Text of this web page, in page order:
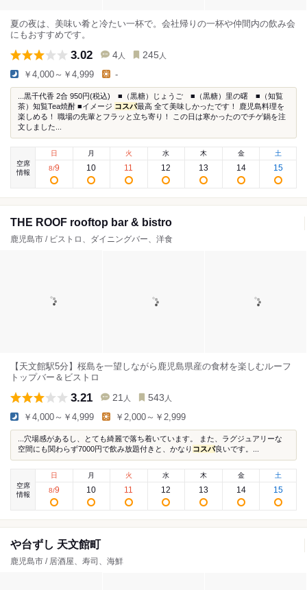
夏の夜は、美味い肴と冷たい一杯で。会社帰りの一杯や仲間内の飲み会
にもおすすめです。
3.02 4 人 245 人
￥4,000～￥4,999 -
...黒千代香 2合 950円(税込) ■（黒糖）じょうご ■（黒糖）里の曙 ■（知覧
茶）知覧Tea焼酎 ■イメージ コスパ最高 全て美味しかったです！ 鹿児島料理を
楽しめる！ 職場の先輩とフラッと立ち寄り！ この日は寒かったのでチゲ鍋を注
文しました...
空席
情報
日
8/9
月
10
火
11
水
12
木
13
金
14
土
15
THE ROOF rooftop bar & bistro
鹿児島市 / ビストロ、ダイニングバー、洋食
【天文館駅5分】桜島を一望しながら鹿児島県産の食材を楽しむルーフ
トップバー＆ビストロ
3.21 21 人 543 人
￥4,000～￥4,999 ￥2,000～￥2,999
...穴場感があるし、とても綺麗で落ち着いています。 また、ラグジュアリーな
空間にも関わらず7000円で飲み放題付きと、かなり コスパ良いです。...
空席
情報
日
8/9
月
10
火
11
水
12
木
13
金
14
土
15
や台ずし 天文館町
鹿児島市 / 居酒屋、寿司、海鮮